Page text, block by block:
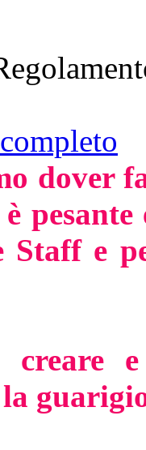
dover
Staff e
creare